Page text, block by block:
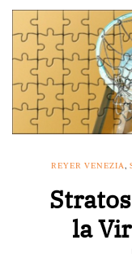
REYER VENEZIA,
la